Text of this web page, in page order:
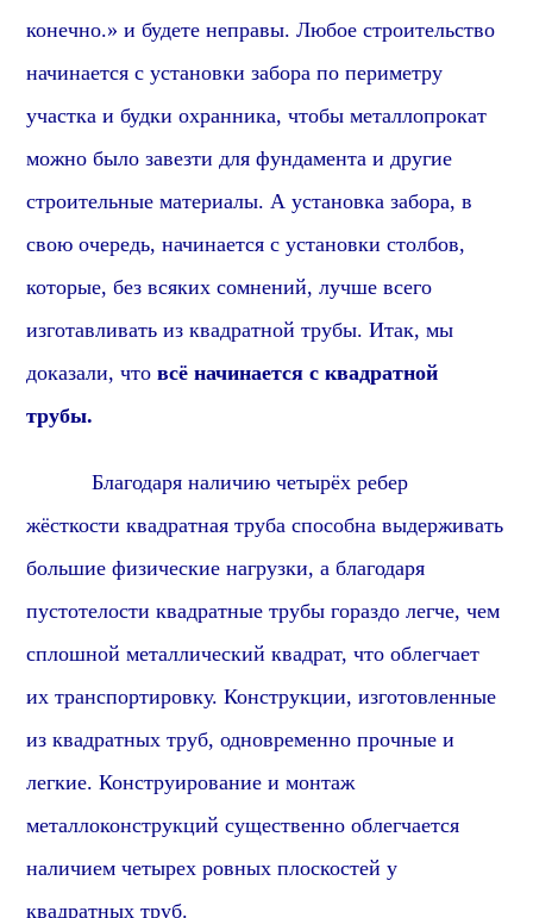
конечно.» и будете неправы. Любое строительство
начинается с установки забора по периметру
участка и будки охранника, чтобы металлопрокат
можно было завезти для фундамента и другие
строительные материалы. А установка забора, в
свою очередь, начинается с установки столбов,
которые,без всяких сомнений, лучше всего
изготавливать из квадратной трубы. Итак, мы
доказали, чтовсё начинается с квадратной
трубы.
Благодаря наличию четырёх ребер
жёсткости квадратная труба способна выдерживать
большие физические нагрузки, а благодаря
пустотелости квадратные трубы гораздо легче, чем
сплошной металлический квадрат, что облегчает
их транспортировку. Конструкции, изготовленные
из квадратных труб, одновременно прочные и
легкие. Конструирование и монтаж
металлоконструкций существенно облегчается
наличием четырех ровных плоскостей у
квадратных труб.